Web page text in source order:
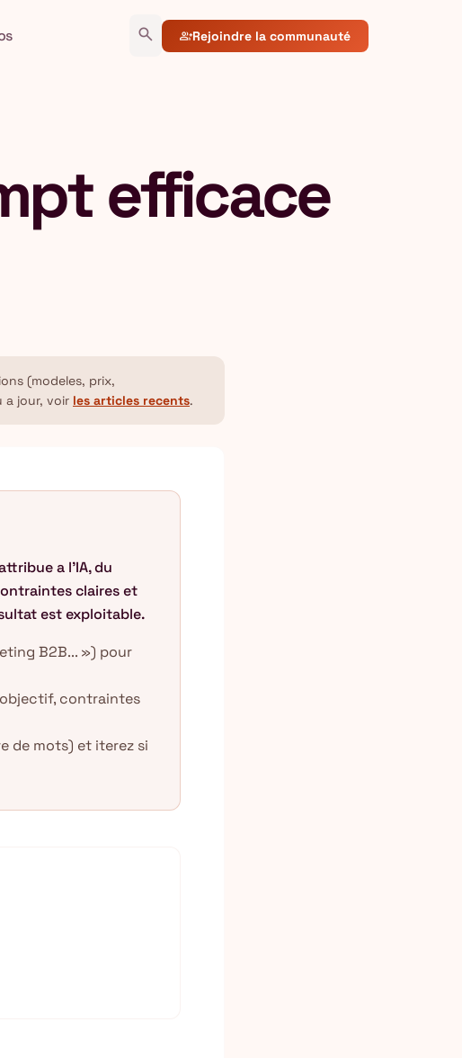
search group_addRejoindre la communauté
efficace
(modeles, prix,
a jour, voir les articles recents.
a l'IA, du
claires et
est exploitable.
B2B... ») pour
contraintes
de mots) et iterez si